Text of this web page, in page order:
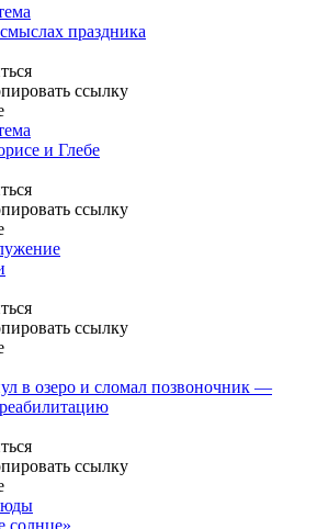
праздника
и Глебе
в озеро и сломал позвоночник —
солнце»